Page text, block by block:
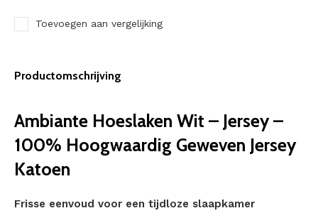
Toevoegen aan vergelijking
Productomschrijving
Ambiante Hoeslaken Wit – Jersey –
100% Hoogwaardig Geweven Jersey
Katoen
Frisse eenvoud voor een tijdloze slaapkamer